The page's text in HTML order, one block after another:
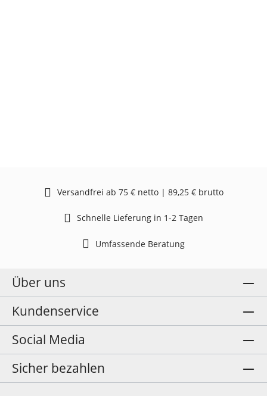
Versandfrei ab 75 € netto | 89,25 € brutto
Schnelle Lieferung in 1-2 Tagen
Umfassende Beratung
Über uns
Kundenservice
Social Media
Sicher bezahlen